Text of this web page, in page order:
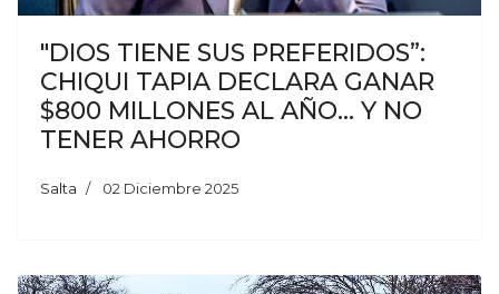
"DIOS TIENE SUS PREFERIDOS”:
CHIQUI TAPIA DECLARA GANAR
$800 MILLONES AL AÑO... Y NO
TENER AHORRO
Salta 02 Diciembre 2025